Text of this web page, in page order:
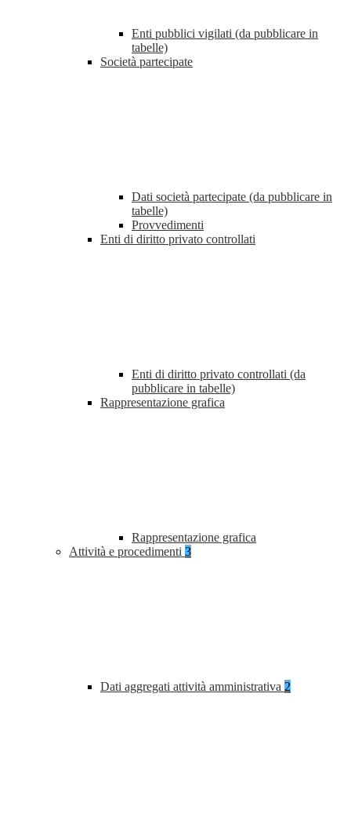
Enti pubblici vigilati (da pubblicare in
tabelle)
Società partecipate
Dati società partecipate (da pubblicare in
tabelle)
Provvedimenti
Enti di diritto privato controllati
Enti di diritto privato controllati (da
pubblicare in tabelle)
Rappresentazione grafica
Rappresentazione grafica
Attività e procedimenti 3
Dati aggregati attività amministrativa 2